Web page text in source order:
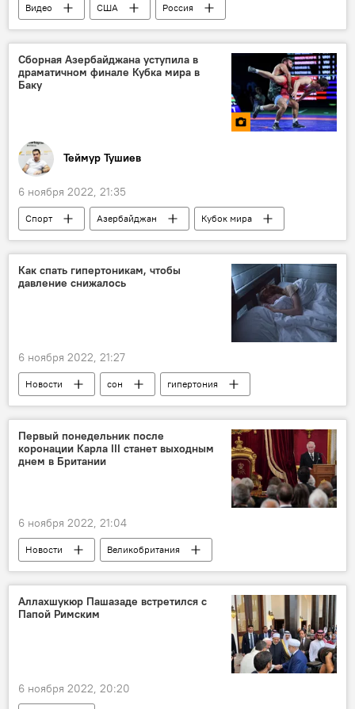
Видео США
Россия
энергетика
Эксперт Европа
Сборная Азербайджана уступила в
драматичном финале Кубка мира в
Баку
Теймур Тушиев
6 ноября 2022, 21:35
Спорт Азербайджан
Кубок мира
греко-римская борьба
Иран
Как спать гипертоникам, чтобы
давление снижалось
6 ноября 2022, 21:27
Новости сон
гипертония
Здоровье
поза
Первый понедельник после
коронации Карла III станет выходным
днем в Британии
6 ноября 2022, 21:04
Новости
Великобритания
король Карл III
коронация
Риши Сунак
выходной день
Аллахшукюр Пашазаде встретился с
Папой Римским
6 ноября 2022, 20:20